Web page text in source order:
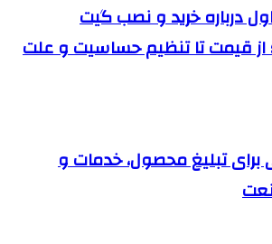
درباره خرید و نصب گیت
قیمت تا تنظیم حساسیت و علت
تبلیغ محصول، خدمات و